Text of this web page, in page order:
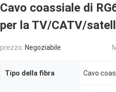
Cavo coassiale di
per la TV/CATV/
prezzo: Negoziabile
Tipo della fibra Cavo